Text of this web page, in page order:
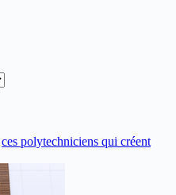
ces polytechniciens qui créent